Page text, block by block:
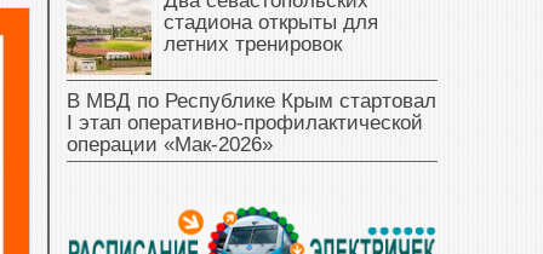
стадиона открыты для
летних тренировок
В МВД по Республике Крым стартовал
I этап оперативно‑профилактической
операции «Мак‑2026»